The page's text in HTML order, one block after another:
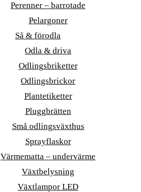
Perenner – barrotade
Pelargoner
Så & förodla
Odla & driva
Odlingsbriketter
Odlingsbrickor
Plantetiketter
Pluggbrätten
Små odlingsväxthus
Sprayflaskor
Värmematta – undervärme
Växtbelysning
Växtlampor LED